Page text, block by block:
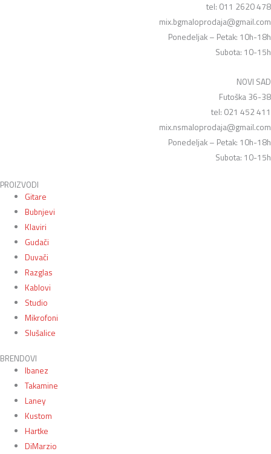
tel: 011 2620 478
mix.bgmaloprodaja@gmail.com
Ponedeljak – Petak: 10h-18h
Subota: 10-15h
NOVI SAD
Futoška 36-38
tel: 021 452 411
mix.nsmaloprodaja@gmail.com
Ponedeljak – Petak: 10h-18h
Subota: 10-15h
PROIZVODI
Gitare
Bubnjevi
Klaviri
Gudači
Duvači
Razglas
Kablovi
Studio
Mikrofoni
Slušalice
BRENDOVI
Ibanez
Takamine
Laney
Kustom
Hartke
DiMarzio